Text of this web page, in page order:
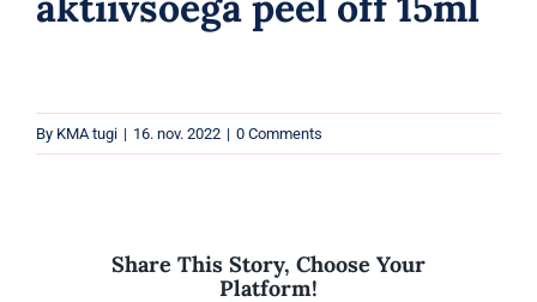
Kaubamärgid
By KMA tugi | 16. nov. 2022 | 0 Comments
Share This Story, Choose Your
Platform!